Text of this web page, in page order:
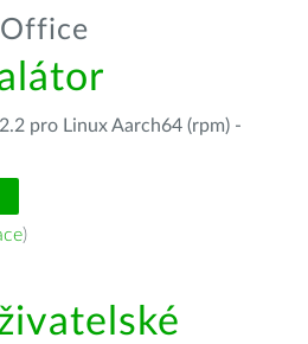
pro Linux Aarch64 (rpm) -
)